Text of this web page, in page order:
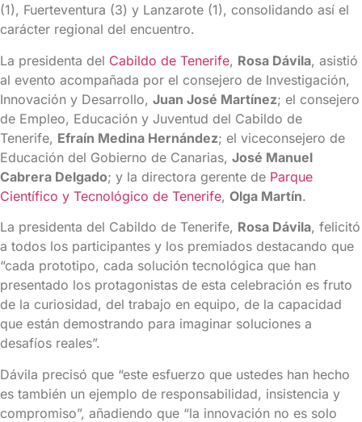
(1), Fuerteventura (3) y Lanzarote (1), consolidando así el
carácter regional del encuentro.
La presidenta del Cabildo de Tenerife, Rosa Dávila, asistió
al evento acompañada por el consejero de Investigación,
Innovación y Desarrollo, Juan José Martínez; el consejero
de Empleo, Educación y Juventud del Cabildo de
Tenerife, Efraín Medina Hernández; el viceconsejero de
Educación del Gobierno de Canarias, José Manuel
Cabrera Delgado; y la directora gerente de Parque
Científico y Tecnológico de Tenerife, Olga Martín.
La presidenta del Cabildo de Tenerife, Rosa Dávila, felicitó
a todos los participantes y los premiados destacando que
“cada prototipo, cada solución tecnológica que han
presentado los protagonistas de esta celebración es fruto
de la curiosidad, del trabajo en equipo, de la capacidad
que están demostrando para imaginar soluciones a
desafíos reales”.
Dávila precisó que “este esfuerzo que ustedes han hecho
es también un ejemplo de responsabilidad, insistencia y
compromiso”, añadiendo que “la innovación no es solo